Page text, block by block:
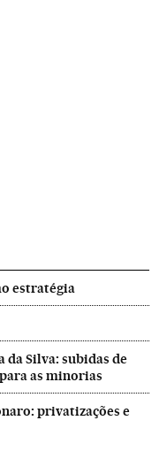
estratégia
Silva: subidas de
as minorias
privatizações e